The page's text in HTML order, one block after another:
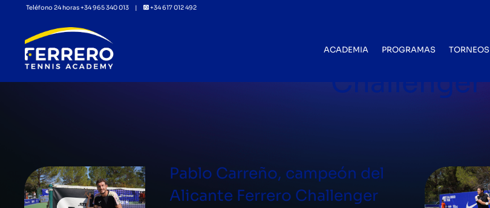
Teléfono 24 horas +34 965 340 013 | +34 617 012 492
ACADEMIA PROGRAMAS TORNEOS
Challenger
Pablo Carreño, campeón del
Alicante Ferrero Challenger